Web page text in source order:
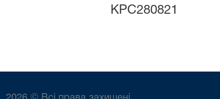
КРС280821